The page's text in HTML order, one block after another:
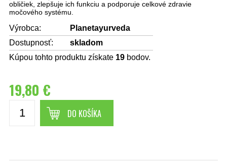
obličiek, zlepšuje ich funkciu a podporuje celkové zdravie
močového systému.
Výrobca:
Planetayurveda
Dostupnosť:
skladom
Kúpou tohto produktu získate 19 bodov.
19,80 €
DO KOŠÍKA